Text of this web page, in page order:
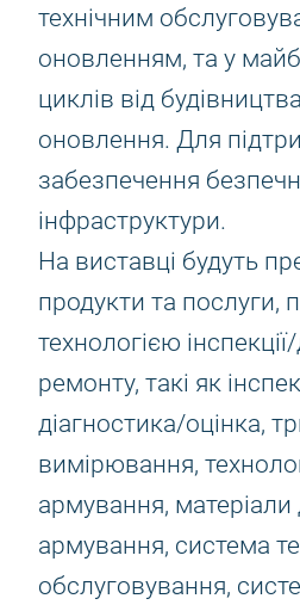
технічним
оновленням, та у
циклів від
оновлення. Для
забезпечення
інфраструктури.
На виставці будуть
продукти та послуги,
технологією
ремонту, такі як
діагностика/оцінка,
вимірювання,
армування,
армування, система
обслуговування,